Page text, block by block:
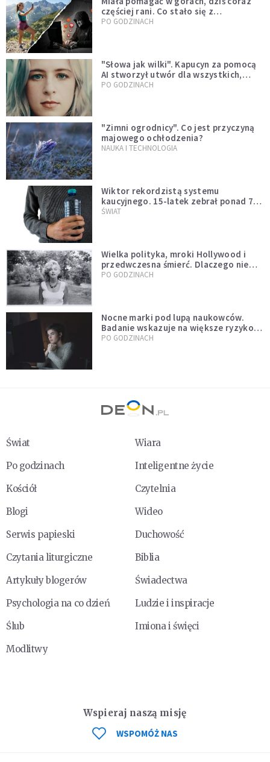
częściej rani. Co stało się z
Tatromaniakami?
PO GODZINACH
"Słowa jak wilki". Kapucyn za pomocą
AI stworzył utwór dla wszystkich,
którzy doświadczają hejtu
PO GODZINACH
"Zimni ogrodnicy". Co jest przyczyną
majowego ochłodzenia?
NAUKA I TECHNOLOGIA
Wiktor rekordzistą systemu
kaucyjnego. 15-latek zebrał ponad 7
tys. butelek i puszek
ŚWIAT
Wielka polityka, mroki Hollywood i
przedwczesna śmierć. Dlaczego nie
możemy przestać mówić o Marilyn
PO GODZINACH
Nocne marki pod lupą naukowców.
Badanie wskazuje na większe ryzyko
zawału
PO GODZINACH
Świat
Wiara
Po godzinach
Inteligentne życie
Kościół
Czytelnia
Blogi
Wideo
Serwis papieski
Duchowość
Czytania liturgiczne
Biblia
Artykuły blogerów
Świadectwa
Psychologia na co dzień
Ludzie i inspiracje
Ślub
Imiona i święci
Modlitwy
Wspieraj naszą misję
WSPOMÓŻ NAS